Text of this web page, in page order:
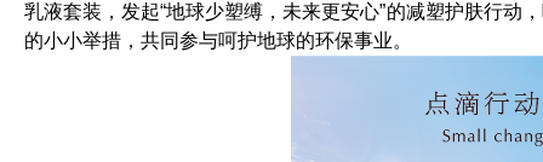
乳液套装，发起“地球少塑缚，未来更安心”的减塑护肤行
的小小举措，共同参与呵护地球的环保事业。